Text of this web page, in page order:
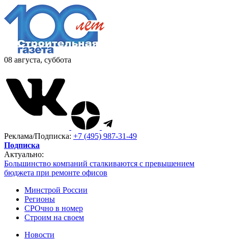
08 августа, суббота
Реклама/Подписка: +7 (495) 987-31-49
Подписка
Актуально:
Большинство компаний сталкиваются с превышением
бюджета при ремонте офисов
Минстрой России
Регионы
СРОчно в номер
Строим на своем
Новости